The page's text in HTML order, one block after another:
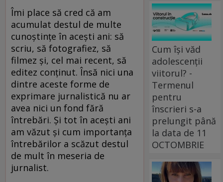
Îmi place să cred că am
acumulat destul de multe
cunoștințe în acești ani: să
scriu, să fotografiez, să
filmez și, cel mai recent, să
editez conținut. Însă nici una
dintre aceste forme de
exprimare jurnalistică nu ar
avea nici un fond fără
întrebări. Și tot în acești ani
am văzut și cum importanța
întrebărilor a scăzut destul
de mult în meseria de
jurnalist.
Cum își văd
adolescenții
viitorul? -
Termenul
pentru
înscrieri s-a
prelungit până
la data de 11
OCTOMBRIE